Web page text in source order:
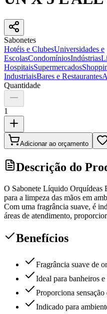
Sabonetes
Hotéis e ClubesUniversidades e
EscolasCondomíniosIndústrias
HospitaisSupermercados
IndustriaisBares e Restaurantes
Quantidade
1
Adicionar ao orçamento
Descrição do
O Sabonete Líquido Orquídeas
para a limpeza das mãos em
Com uma fragrância suave, é
áreas de atendimento,
Benefícios
Fragrância suave de
Ideal para banheiros
Proporciona sensação
Indicado para